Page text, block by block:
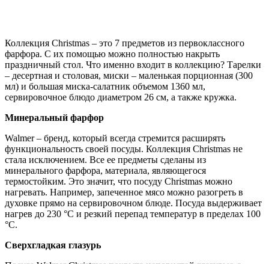
Коллекция Christmas – это 7 предметов из первоклассного
фарфора. С их помощью можно полностью накрыть
праздничный стол. Что именно входит в коллекцию? Тарелки
– десертная и столовая, миски – маленькая порционная (300
мл) и большая миска-салатник объемом 1360 мл,
сервировочное блюдо диаметром 26 см, а также кружка.
Минеральный фарфор
Walmer – бренд, который всегда стремится расширять
функциональность своей посуды. Коллекция Christmas не
стала исключением. Все ее предметы сделаны из
минерального фарфора, материала, являющегося
термостойким. Это значит, что посуду Christmas можно
нагревать. Например, запеченное мясо можно разогреть в
духовке прямо на сервировочном блюде. Посуда выдерживает
нагрев до 230 °С и резкий перепад температур в пределах 100
°С.
Сверхгладкая глазурь